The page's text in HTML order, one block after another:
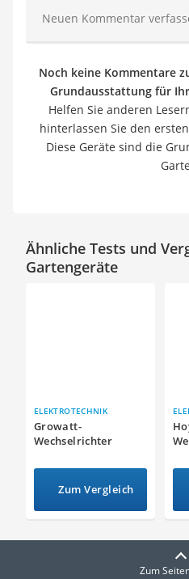
Neuen Kommentar
Noch keine Kommentare
Grundausstattung für
Helfen Sie anderen
hinterlassen Sie den
Diese Geräte sind die
Ähnliche Tests und
Gartengeräte
ELEKTROTECHNIK
Growatt-
Wechselrichter
Zum Vergleich
Zum